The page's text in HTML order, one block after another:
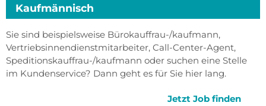
Kaufmännisch
Sie sind beispielsweise Bürokauffrau-/kaufmann,
Vertriebsinnendienstmitarbeiter, Call-Center-Agent,
Speditionskauffrau-/kaufmann oder suchen eine Stelle
im Kundenservice? Dann geht es für Sie hier lang.
Jetzt Job finden